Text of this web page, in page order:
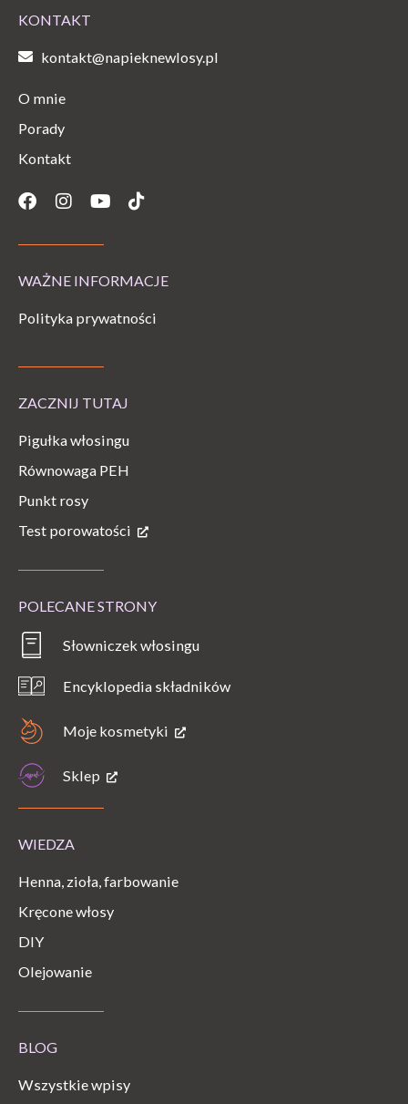
KONTAKT
kontakt@napieknewlosy.pl
O mnie
Porady
Kontakt
Facebook
Instagram
YoutubeTiktok
WAŻNE INFORMACJE
Polityka prywatności
ZACZNIJ TUTAJ
Pigułka włosingu
Równowaga PEH
Punkt rosy
Test porowatości
POLECANE STRONY
Słowniczek włosingu
Encyklopedia składników
Moje kosmetyki
Sklep
WIEDZA
Henna, zioła, farbowanie
Kręcone włosy
DIY
Olejowanie
BLOG
Wszystkie wpisy